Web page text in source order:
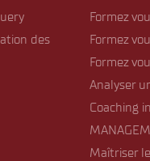
des
Formez
Formez
Formez
Analyser
Coaching
Maîtriser